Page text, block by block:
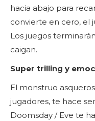
hacia abajo para
convierte en cero, el
Los juegos
caigan.
Super trilling y
El monstruo
jugadores, te hace
Doomsday / Eve te